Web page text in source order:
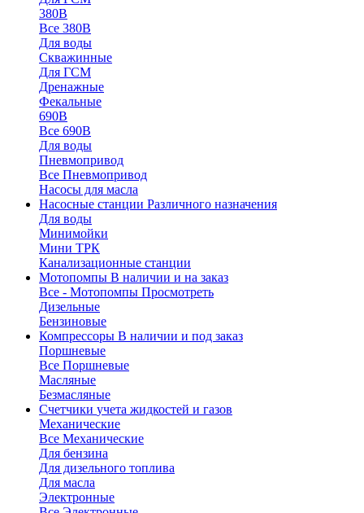
380В
Все 380В
Для воды
Скважинные
Для ГСМ
Дренажные
Фекальные
690В
Все 690В
Для воды
Пневмопривод
Все Пневмопривод
Насосы для масла
Насосные станции Различного назначения
Для воды
Минимойки
Мини ТРК
Канализационные станции
Мотопомпы В наличии и на заказ
Все - Мотопомпы Просмотреть
Дизельные
Бензиновые
Компрессоры В наличии и под заказ
Поршневые
Все Поршневые
Масляные
Безмасляные
Счетчики учета жидкостей и газов
Механические
Все Механические
Для бензина
Для дизельного топлива
Для масла
Электронные